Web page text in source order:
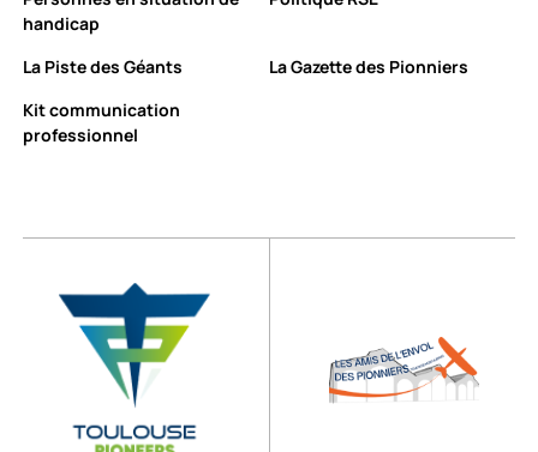
handicap
La Piste des Géants
La Gazette des Pionniers
Kit communication
professionnel